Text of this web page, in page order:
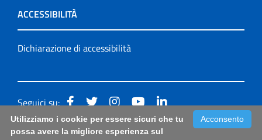
ACCESSIBILITÀ
Dichiarazione di accessibilità
Seguici su:
Accessibilità: form di segnalazione di prima istanza per
Acconsento
Utilizziamo i cookie per essere sicuri che tu
possa avere la migliore esperienza sul